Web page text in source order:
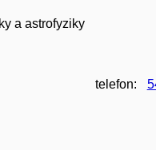
a astrofyziky
telefon: